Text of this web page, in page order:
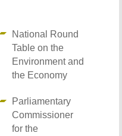
National Round
Table on the
Environment and
the Economy
Parliamentary
Commissioner
for the